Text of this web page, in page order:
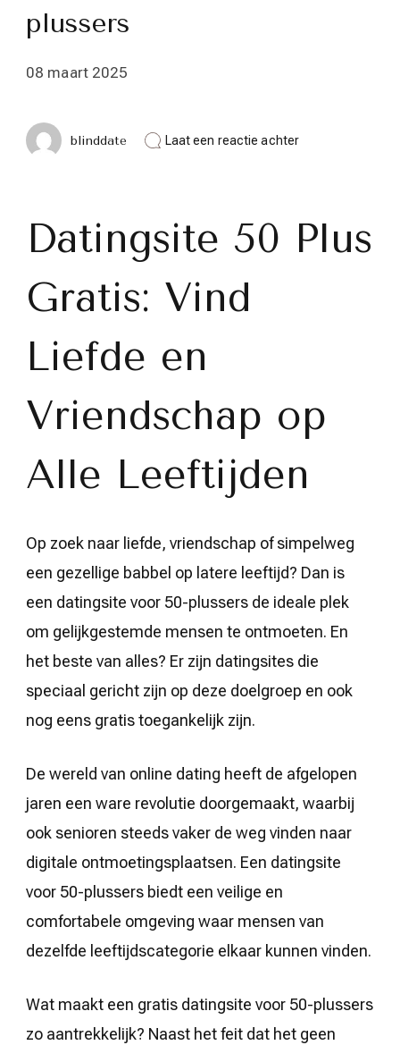
plussers
08 maart 2025
blinddate Laat een reactie achterop
een
Gratis
Datingsite 50 Plus
Gratis: Vind
Liefde en
Vriendschap op
Alle Leeftijden
Op zoek naar liefde, vriendschap of simpelweg
een gezellige babbel op latere leeftijd? Dan is
een datingsite voor 50-plussers de ideale plek
om gelijkgestemde mensen te ontmoeten. En
het beste van alles? Er zijn datingsites die
speciaal gericht zijn op deze doelgroep en ook
nog eens gratis toegankelijk zijn.
De wereld van online dating heeft de afgelopen
jaren een ware revolutie doorgemaakt, waarbij
ook senioren steeds vaker de weg vinden naar
digitale ontmoetingsplaatsen. Een datingsite
voor 50-plussers biedt een veilige en
comfortabele omgeving waar mensen van
dezelfde leeftijdscategorie elkaar kunnen vinden.
Wat maakt een gratis datingsite voor 50-plussers
zo aantrekkelijk? Naast het feit dat het geen